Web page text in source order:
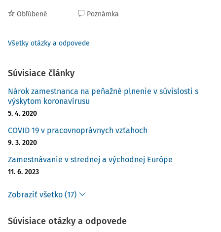
Obľúbené Poznámka
Všetky otázky a odpovede
Súvisiace články
Nárok zamestnanca na peňažné plnenie v súvislosti s
výskytom koronavírusu
5. 4. 2020
COVID 19 v pracovnoprávnych vzťahoch
9. 3. 2020
Zamestnávanie v strednej a východnej Európe
11. 6. 2023
Zobraziť všetko (17)
Súvisiace otázky a odpovede